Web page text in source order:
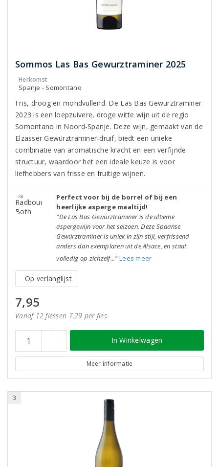
Sommos Las Bas Gewurztraminer 2025
Herkomst
Spanje - Somontano
Fris, droog en mondvullend. De Las Bas Gewürztraminer
2023 is een loepzuivere, droge witte wijn uit de regio
Somontano in Noord-Spanje. Deze wijn, gemaakt van de
Elzasser Gewürztraminer-druif, biedt een unieke
combinatie van aromatische kracht en een verfijnde
structuur, waardoor het een ideale keuze is voor
liefhebbers van frisse en fruitige wijnen.
Perfect voor bij de borrel of bij een
heerlijke asperge maaltijd!
"De Las Bas Gewürztraminer is de ultieme
aspergewijn voor het seizoen. Deze Spaanse
Gewürztraminer is uniek in zijn stijl, verfrissend
anders dan exemplaren uit de Alsace, en staat
volledig op zichzelf..." Lees meer
Op verlanglijst
7,95
Vanaf 12 flessen 7,29 per fles
In Winkelwagen
Meer informatie
3